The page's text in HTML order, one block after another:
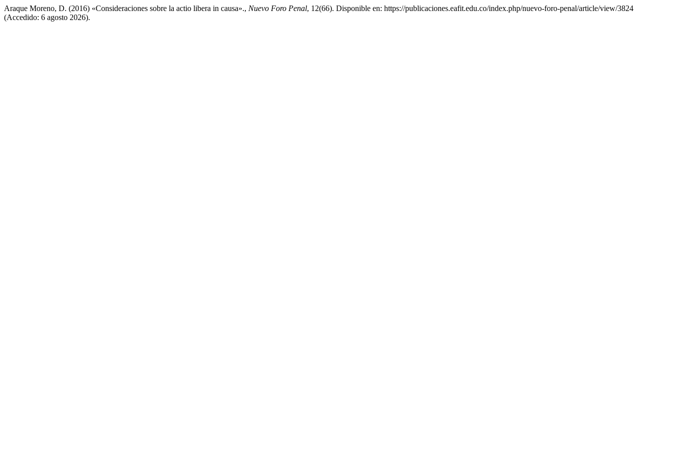
Araque Moreno, D. (2016) «Consideraciones sobre la actio libera in causa»., Nuevo Foro Penal, 12(66). Disponible en: https://publicaciones.eafit.edu.co/index.php/nuevo-foro-penal/article/view/3824
(Accedido: 6 agosto 2026).